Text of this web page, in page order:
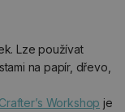
Lze používat
na papír, dřevo,
Workshop je